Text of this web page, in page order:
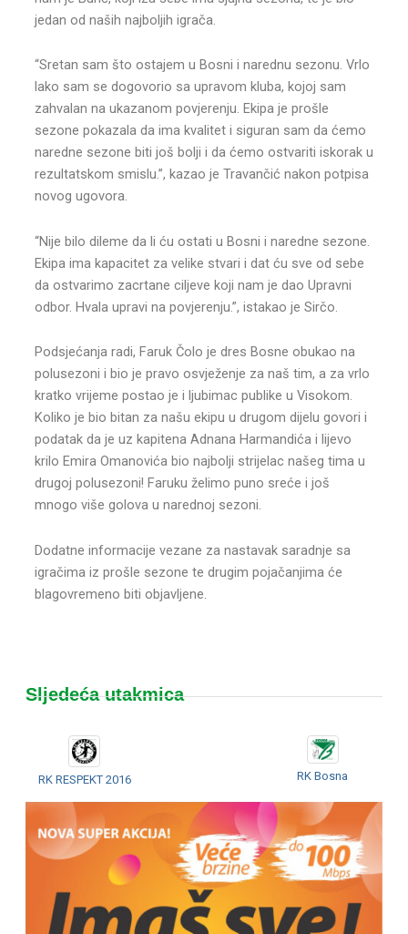
jedan od naših najboljih igrača.
“Sretan sam što ostajem u Bosni i narednu sezonu. Vrlo
lako sam se dogovorio sa upravom kluba, kojoj sam
zahvalan na ukazanom povjerenju. Ekipa je prošle
sezone pokazala da ima kvalitet i siguran sam da ćemo
naredne sezone biti još bolji i da ćemo ostvariti iskorak u
rezultatskom smislu.”, kazao je Travančić nakon potpisa
novog ugovora.
“Nije bilo dileme da li ću ostati u Bosni i naredne sezone.
Ekipa ima kapacitet za velike stvari i dat ću sve od sebe
da ostvarimo zacrtane ciljeve koji nam je dao Upravni
odbor. Hvala upravi na povjerenju.”, istakao je Sirčo.
Podsjećanja radi, Faruk Čolo je dres Bosne obukao na
polusezoni i bio je pravo osvježenje za naš tim, a za vrlo
kratko vrijeme postao je i ljubimac publike u Visokom.
Koliko je bio bitan za našu ekipu u drugom dijelu govori i
podatak da je uz kapitena Adnana Harmandića i lijevo
krilo Emira Omanovića bio najbolji strijelac našeg tima u
drugoj polusezoni! Faruku želimo puno sreće i još
mnogo više golova u narednoj sezoni.
Dodatne informacije vezane za nastavak saradnje sa
igračima iz prošle sezone te drugim pojačanjima će
blagovremeno biti objavljene.
Sljedeća utakmica
RK RESPEKT 2016 RK Bosna